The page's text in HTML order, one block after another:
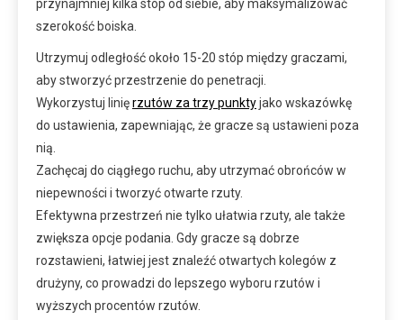
przynajmniej kilka stóp od siebie, aby maksymalizować
szerokość boiska.
Utrzymuj odległość około 15-20 stóp między graczami,
aby stworzyć przestrzenie do penetracji.
Wykorzystuj linięrzutów za trzy punktyjako wskazówkę
do ustawienia, zapewniając, że gracze są ustawieni poza
nią.
Zachęcaj do ciągłego ruchu, aby utrzymać obrońców w
niepewności i tworzyć otwarte rzuty.
Efektywna przestrzeń nie tylko ułatwia rzuty, ale także
zwiększa opcje podania. Gdy gracze są dobrze
rozstawieni, łatwiej jest znaleźć otwartych kolegów z
drużyny, co prowadzi do lepszego wyboru rzutów i
wyższych procentów rzutów.